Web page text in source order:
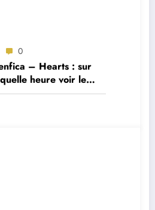
0
– Hearts : sur
heure voir le